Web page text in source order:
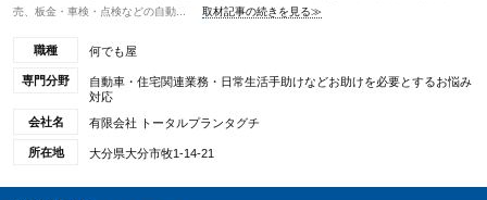
売、板金・車検・点検などの自動...
取材記事の続きを見る≫
職種 何でも屋
専門分野
自動車・住宅関連業務・日常生活手助けなどお助けを必要とするお悩み
対応
会社名
有限会社 トータルプランタグチ
所在地 大分県大分市牧1-14-21